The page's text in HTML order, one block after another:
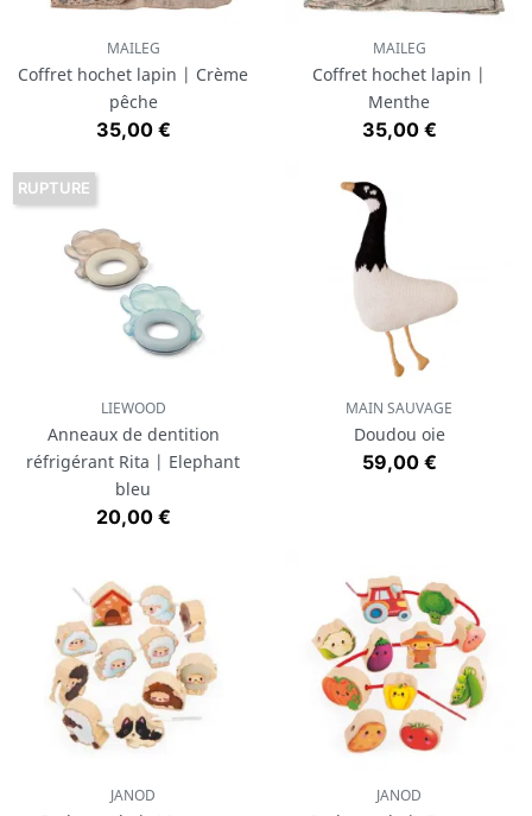
MAILEG
Coffret hochet lapin | Crème
pêche
Prix
35,00 €
MAILEG
Coffret hochet lapin |
Menthe
Prix
35,00 €
LIEWOOD
Anneaux de dentition
réfrigérant Rita | Elephant
bleu
Prix
20,00 €
RUPTURE
MAIN SAUVAGE
Doudou oie
Prix
59,00 €
JANOD JANOD